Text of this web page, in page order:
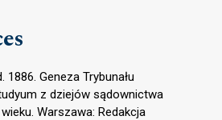
1886. Geneza Trybunału
z dziejów sądownictwa
Warszawa: Redakcja